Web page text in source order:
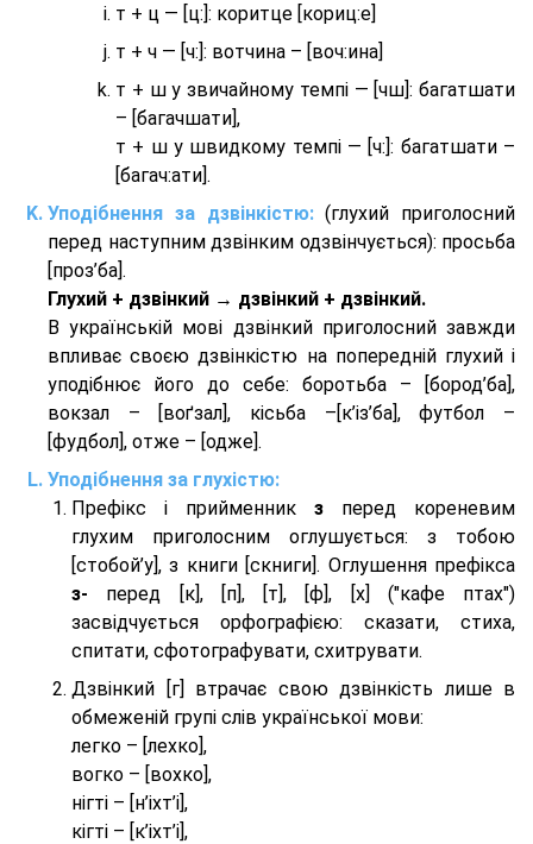
т + ц — [ц:]: коритце [кориц:е]
т + ч — [ч:]: вотчина – [вoч:ина]
т + ш у звичайному темпі — [чш]: багатшати
– [багачшати],
т + ш у швидкому темпі — [ч:]: багатшати –
[багач:ати].
Уподібнення за дзвінкістю:(глухий приголосний
перед наступним дзвінким одзвінчується): просьба
[проз’ба].
Глухий + дзвінкий → дзвінкий + дзвінкий.
В українській мові дзвінкий приголосний завжди
впливає своєю дзвінкістю на попередній глухий і
уподібнює його до себе: боротьба – [бород’ба],
вокзал – [воґзал], кісьба –[к’із’ба], футбол –
[фудбол], отже – [одже].
Уподібнення за глухістю:
Префікс і прийменник з перед кореневим
глухим приголосним оглушується: з тобою
[стобой’у], з книги [скниги]. Оглушення префікса
з- перед [к], [п], [т], [ф], [х] ("кафе птах")
засвідчується орфографією: сказати, стиха,
спитати, сфотографувати, схитрувати.
Дзвінкий [г] втрачає свою дзвінкість лише в
обмеженій групі слів української мови:
легко – [лехко],
вогко – [вохко],
нігті – [н’іхт’і],
кігті – [к’іхт’і],